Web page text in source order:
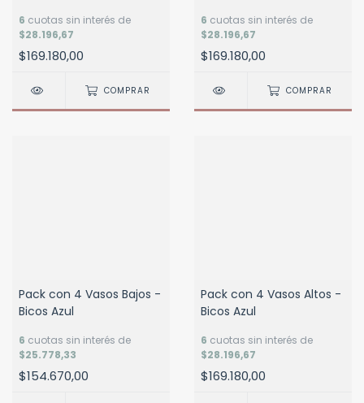
6 cuotas sin interés de
$28.196,67
$169.180,00
COMPRAR
6 cuotas sin interés de
$28.196,67
$169.180,00
COMPRAR
Pack con 4 Vasos Bajos -
Bicos Azul
6 cuotas sin interés de
$25.778,33
$154.670,00
Pack con 4 Vasos Altos -
Bicos Azul
6 cuotas sin interés de
$28.196,67
$169.180,00